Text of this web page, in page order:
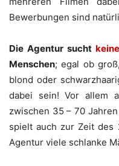
Bewerbungen sind
Die Agentur sucht keine
Menschen; egal ob
blond oder
dabei sein! Vor allem
zwischen 35 – 70
spielt auch zur Zeit des
Agentur viele schlanke